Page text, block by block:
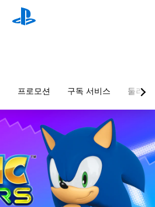
프로모션 구독 서비스 둘러보